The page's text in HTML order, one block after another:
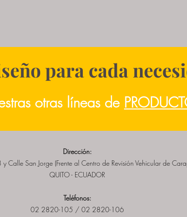
para cada
otras líneas de
Dirección:
Calle San Jorge (Frente al Centro de Revisión Vehicular de
QUITO - ECUADOR
Teléfonos:
02 2820-105 / 02 2820-106